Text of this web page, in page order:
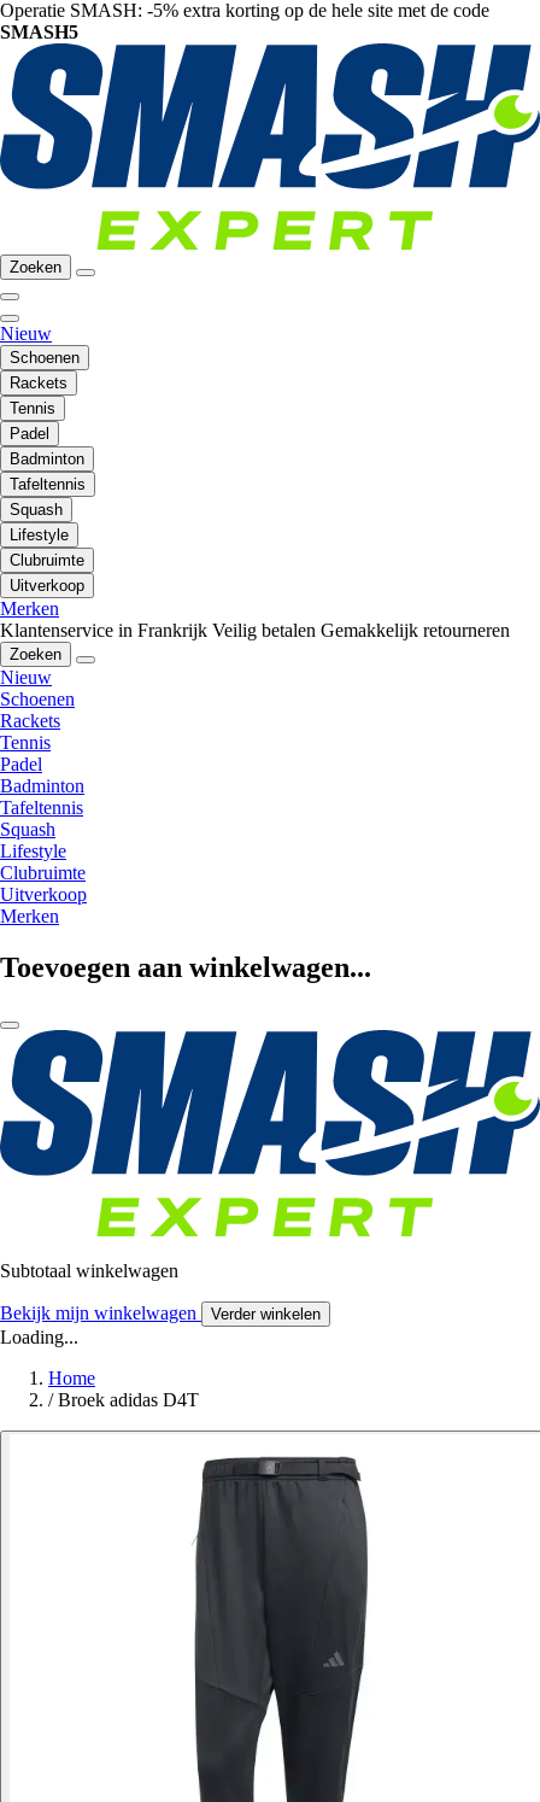
Operatie SMASH: -5% extra korting op de hele site met de code
SMASH5
Zoeken
Nieuw
Schoenen
Rackets
Tennis
Padel
Badminton
Tafeltennis
Squash
Lifestyle
Clubruimte
Uitverkoop
Merken
Klantenservice in Frankrijk Veilig betalen Gemakkelijk retourneren
Zoeken
Nieuw
Schoenen
Rackets
Tennis
Padel
Badminton
Tafeltennis
Squash
Lifestyle
Clubruimte
Uitverkoop
Merken
Toevoegen aan winkelwagen...
Subtotaal winkelwagen
Bekijk mijn winkelwagen Verder winkelen
Loading...
Home
/ Broek adidas D4T